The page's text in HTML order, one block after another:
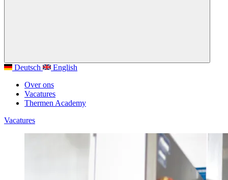
Deutsch
English
Over ons
Vacatures
Thermen Academy
Vacatures